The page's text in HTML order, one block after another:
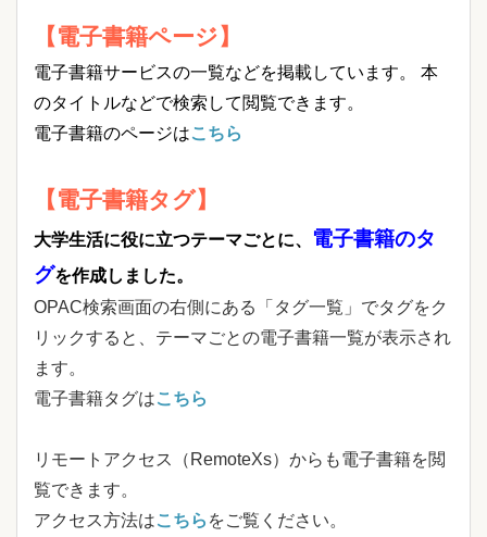
【電子書籍ページ】
電子書籍サービスの一覧などを掲載しています。 本
のタイトルなどで検索して閲覧できます。
電子書籍のページはこちら
【電子書籍タグ】
大学生活に役に立つテーマごとに、
電子書籍のタ
グを作成しました。
OPAC検索画面の右側にある「タグ一覧」でタグをク
リックすると、テーマごとの電子書籍一覧が表示され
ます。
電子書籍タグはこちら
リモートアクセス（RemoteXs）からも電子書籍を閲
覧できます。
アクセス方法はこちら をご覧ください。